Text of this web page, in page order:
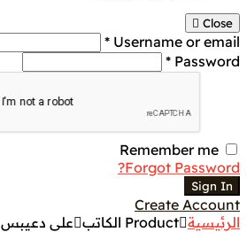
Close
Username or email *
Password *
Remember me
Forgot Password?
Sign In
Create Account
الرئيسية Product الكاتب
علي دعيبس